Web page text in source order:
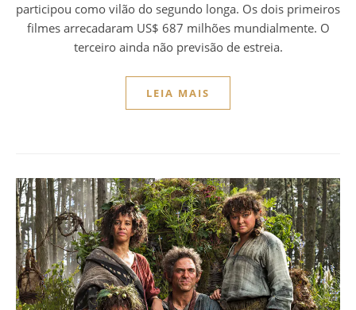
participou como vilão do segundo longa. Os dois primeiros
filmes arrecadaram US$ 687 milhões mundialmente. O
terceiro ainda não previsão de estreia.
LEIA MAIS